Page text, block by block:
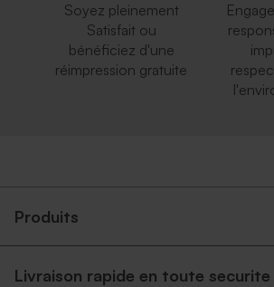
Soyez pleinement
Satisfait ou
bénéficiez d'une
réimpression gratuite
Produits
Livraison rapide en toute securite